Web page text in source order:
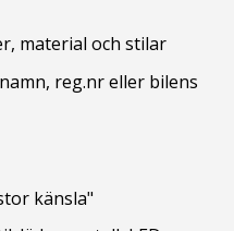
material och stilar
reg.nr eller bilens
känsla"